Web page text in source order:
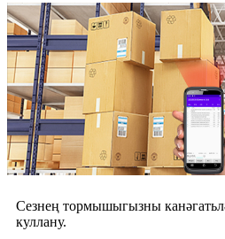
Сезнең тормышыгызны
куллану.